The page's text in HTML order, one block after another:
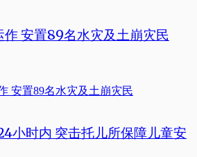
作 安置89名水灾及土崩灾民
小时内 突击托儿所保障儿童安